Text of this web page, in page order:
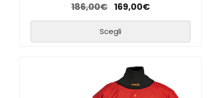
186,00€ 169,00€
Scegli